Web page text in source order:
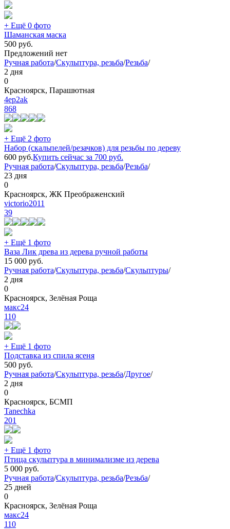
+ Ещё 0 фото
Шаманская маска
500 руб.
Предложений нет
Ручная работа/Скульптура, резьба/Резьба/
2 дня
0
Красноярск, Парашютная
4ep2ak
868
+ Ещё 2 фото
Набор (скальпелей/резачков) для резьбы по дереву
600 руб.Купить сейчас за 700 руб.
Ручная работа/Скульптура, резьба/Резьба/
23 дня
0
Красноярск, ЖК Преображенский
victorio2011
39
+ Ещё 1 фото
Ваза Лик древа из дерева ручной работы
15 000 руб.
Ручная работа/Скульптура, резьба/Скульптуры/
2 дня
0
Красноярск, Зелёная Роща
макс24
110
+ Ещё 1 фото
Подставка из спила ясеня
500 руб.
Ручная работа/Скульптура, резьба/Другое/
2 дня
0
Красноярск, БСМП
Tanechka
201
+ Ещё 1 фото
Птица скульптура в минимализме из дерева
5 000 руб.
Ручная работа/Скульптура, резьба/Резьба/
25 дней
0
Красноярск, Зелёная Роща
макс24
110